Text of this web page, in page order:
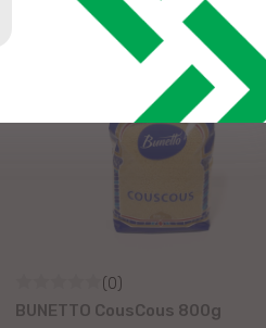
(0)
BUNETTO CousCous 800g